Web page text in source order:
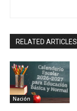
RELATED ARTICLES
Nación